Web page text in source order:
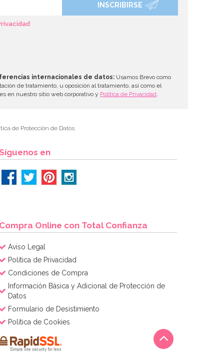
INSCRIBIRSE
internacionales de datos: Usamos Brevo como
de tratamiento, u oposición al tratamiento, así como el
en nuestro sitio web corporativo y Política de Privacidad
de Protección de Datos.
en
Compra Online con Total Confianza
Aviso Legal
Política de Privacidad
Condiciones de Compra
Información Básica y Adicional de Protección de
Datos
Formulario de Desistimiento
Política de Cookies